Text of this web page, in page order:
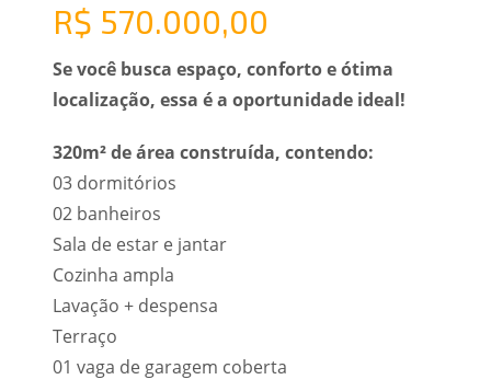
R$ 570.000,00
Se você busca espaço, conforto e ótima
localização, essa é a oportunidade ideal!
320m² de área construída, contendo:
03 dormitórios
02 banheiros
Sala de estar e jantar
Cozinha ampla
Lavação + despensa
Terraço
01 vaga de garagem coberta